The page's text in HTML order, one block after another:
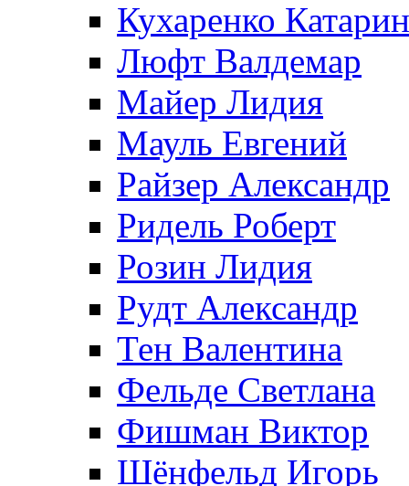
Кухаренко
Люфт Валдемaр
Майер Лидия
Мауль Евгений
Райзер Александр
Ридель Роберт
Розин Лидия
Рудт Александр
Тен Валентина
Фельде Светлана
Фишман Виктор
Шёнфельд Игорь